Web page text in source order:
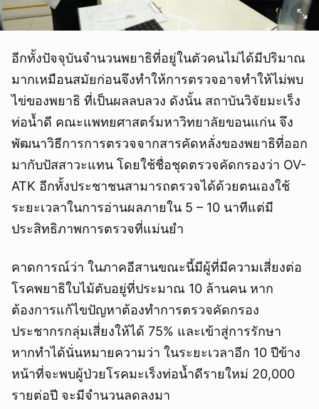
อีกทั้งปัจจุบันจำนวนพยาธิที่อยู่ในตัวคนไม่ได้มีปริมาณ
มากเหมือนสมัยก่อนจึงทำให้การตรวจอาจทำให้ไม่พบ
ไข่ของพยาธิ ที่เป็นผลลบลวง ดังนั้น สถาบันวิจัยมะเร็ง
ท่อน้ำดี คณะแพทยศาสตร์มหาวิทยาลัยขอนแก่น จึง
พัฒนาวิธีการการตรวจจากสารคัดหลั่งของพยาธิที่ออก
มากับปัสสาวะแทน โดยใช้ชื่อชุดตรวจคัดกรองว่า OV-
ATK อีกทั้งประชาชนสามารถตรวจได้ด้วยตนเองใช้
ระยะเวลาในการอ่านผลภายใน 5 – 10 นาทีแต่มี
ประสิทธิภาพการตรวจที่แม่นยำ
คาดการณ์ว่า ในภาคอีสานขณะนี้มีผู้ที่มีความเสี่ยงต่อ
โรคพยาธิใบไม้ตับอยู่ที่ประมาณ 10 ล้านคน หาก
ต้องการแก้ไขปัญหาต้องทำการตรวจคัดกรอง
ประชากรกลุ่มเสี่ยงให้ได้ 75% และเข้าสู่การรักษา
หากทำได้นั่นหมายความว่า ในระยะเวลาอีก 10 ปีข้าง
หน้าที่จะพบผู้ป่วยโรคมะเร็งท่อน้ำดีรายใหม่ 20,000
รายต่อปี จะมีจำนวนลดลงมา